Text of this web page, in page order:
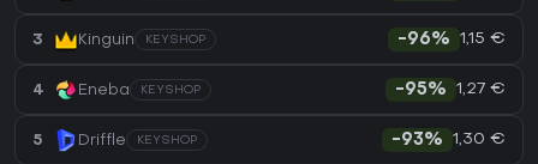
3 Kinguin KEYSHOP -96% 1,15 €
4 Eneba KEYSHOP -95% 1,27 €
5 Driffle KEYSHOP -93% 1,30 €